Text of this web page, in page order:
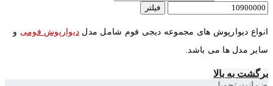
فیلتر
انواع دیوارپوش های مجموعه دیجی فوم شامل مدل دیوارپوش فومی و
سایر مدل ها می باشد.
برگشت به بالا